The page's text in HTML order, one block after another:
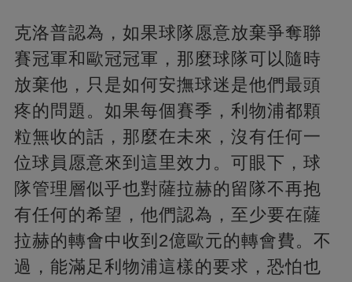
克洛普認為，如果球隊愿意放棄爭奪聯
賽冠軍和歐冠冠軍，那麼球隊可以隨時
放棄他，只是如何安撫球迷是他們最頭
疼的問題。如果每個賽季，利物浦都顆
粒無收的話，那麼在未來，沒有任何一
位球員愿意來到這里效力。可眼下，球
隊管理層似乎也對薩拉赫的留隊不再抱
有任何的希望，他們認為，至少要在薩
拉赫的轉會中收到2億歐元的轉會費。不
過，能滿足利物浦這樣的要求，恐怕也